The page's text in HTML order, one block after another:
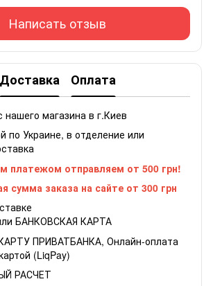
Написать отзыв
Доставка Оплата
магазина в г.Киев
по Украине, в отделение или
платежом отправляем от 500 грн!
сумма заказа на сайте от 300 грн
БАНКОВСКАЯ КАРТА
ПРИВАТБАНКА, Онлайн-оплата
(LiqPay)
РАСЧЕТ